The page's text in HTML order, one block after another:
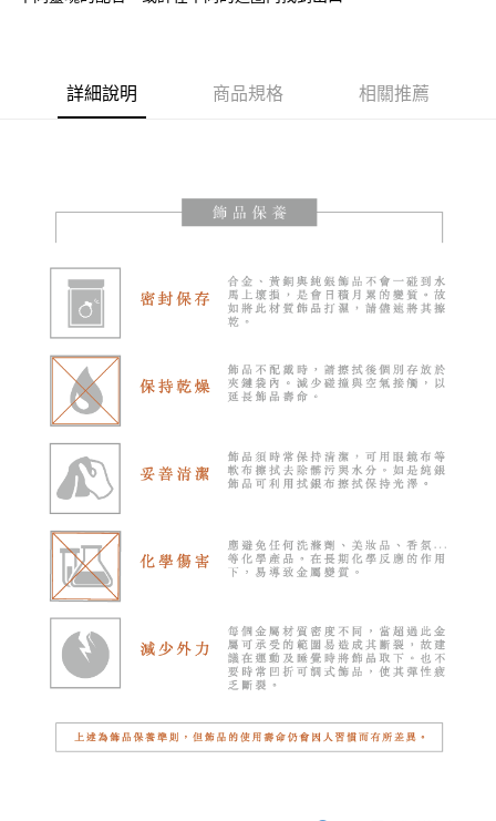
相關說明
１．簡單：不需註冊會員、不需綁卡、不需儲值。
結帳頁面，進行簡訊認證並確認金額後，即可完成結帳。
２．訂單成立數日內，您將收到繳費通知簡訊。
ATM／網路銀行／等多元方式進行付款，方視為交易完成。
※ 請注意：結帳手續完成當下不需立刻繳費，但若您需要取消訂單，請聯絡
購買商品的店家。未經商家同意取消之訂單仍視為有效，需透過AFTEE先享
後付繳納相關費用。
是否繳費成功／繳費後需取消欲退款等相關疑問，請聯繫「AFTEE先享後付
客戶支援中心」
https://netprotections.freshdesk.com/support/home
【注意事項】
１．透過由恩沛科技股份有限公司提供之「AFTEE先享後付」服務完成之交
易，需依本服務之必要範圍內提供個人資料，並將交易相關給付款項請求債
權轉讓予恩沛科技股份有限公司。
２．關於個人資料處理事宜，請瀏覽以下網址：
https://aftee.tw/terms/#terms3
３．未成年的使用者請事先徵得法定代理人或監護人之同意方可使用
「AFTEE先享後付」，若未經同意申辦者引起之損失，本公司不負相關責
時審查核予不同之上限額度；若仍有額度不足之情形，本公司將視審查結果
請求用戶進行身份認證。
５．嚴禁一人註冊多個帳號或使用他人資訊註冊。若發現惡意使用之情形，
恩沛科技股份有限公司將有權停止該用戶之使用額度並採取法律行動。
運送方式
7-11取貨付款
每筆NT$60，滿NT$1,500(含以上)免運費
順豐速運宅配
每筆NT$100，滿NT$2,000(含以上)免運費
順豐宅配
詳細說明 商品規格 相關推薦